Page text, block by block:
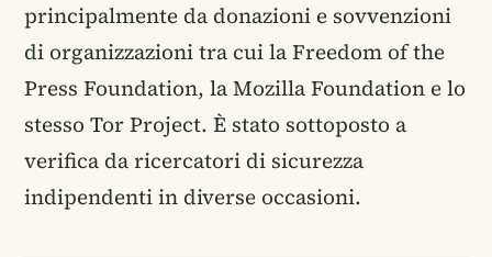
principalmente da donazioni e sovvenzioni
di organizzazioni tra cui la Freedom of the
Press Foundation, la Mozilla Foundation e lo
stesso Tor Project. È stato sottoposto a
verifica da ricercatori di sicurezza
indipendenti in diverse occasioni.